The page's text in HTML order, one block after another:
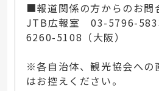
■報道関係の方からのお問
JTB広報室 03-5796-
6260-5108（大阪）
※各自治体、観光協会への
はお控えください。